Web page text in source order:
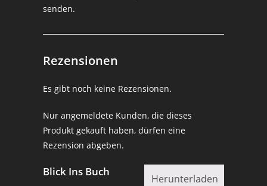
senden.
Rezensionen
Es gibt noch keine Rezensionen.
Nur angemeldete Kunden, die dieses
Produkt gekauft haben, dürfen eine
Rezension abgeben.
Blick Ins Buch
Herunterladen